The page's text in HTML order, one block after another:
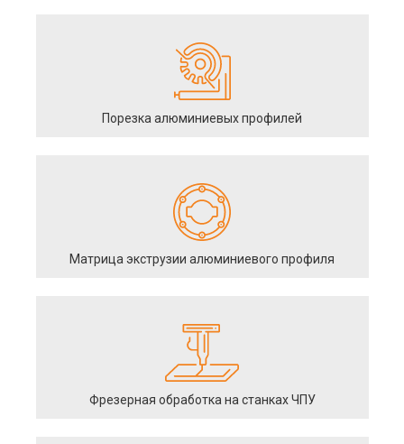
Порезка алюминиевых профилей
Матрица экструзии алюминиевого профиля
Фрезерная обработка на станках ЧПУ